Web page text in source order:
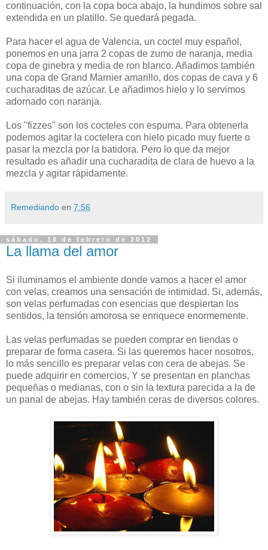
continuación, con la copa boca abajo, la hundimos sobre sal
extendida en un platillo. Se quedará pegada.
Para hacer el agua de Valencia, un coctel muy español,
ponemos en una jarra 2 copas de zumo de naranja, media
copa de ginebra y media de ron blanco. Añadimos también
una copa de Grand Marnier amarillo, dos copas de cava y 6
cucharaditas de azúcar. Le añadimos hielo y lo servimos
adornado con naranja.
Los "fizzes" son los cocteles con espuma. Para obtenerla
podemos agitar la coctelera con hielo picado muy fuerte o
pasar la mezcla por la batidora. Pero lo que da mejor
resultado es añadir una cucharadita de clara de huevo a la
mezcla y agitar rápidamente.
Remediando en 7:56
sábado, 18 de febrero de 2012
La llama del amor
Si iluminamos el ambiente donde vamos a hacer el amor
con velas, creamos una sensación de intimidad. Si, además,
son velas perfumadas con esencias que despiertan los
sentidos, la tensión amorosa se enriquece enormemente.
Las velas perfumadas se pueden comprar en tiendas o
preparar de forma casera. Si las queremos hacer nosotros,
lo más sencillo es preparar velas con cera de abejas. Se
puede adquirir en comercios, Y se presentan en planchas
pequeñas o medianas, con o sin la textura parecida a la de
un panal de abejas. Hay también ceras de diversos colores.